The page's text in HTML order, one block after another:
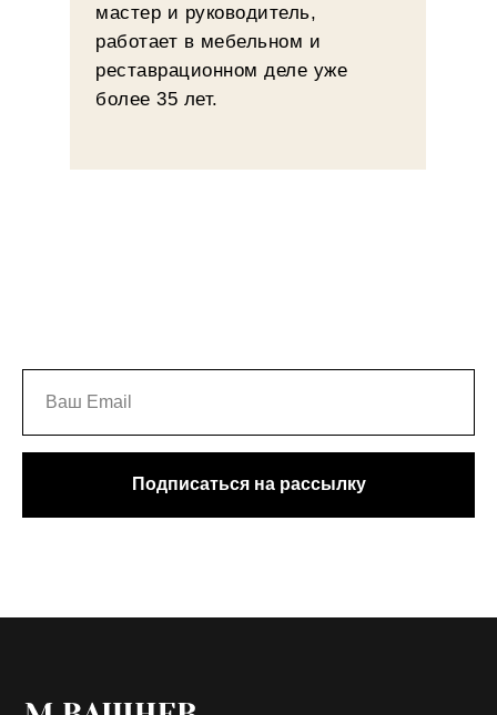
мастер и руководитель,
работает в мебельном и
реставрационном деле уже
более 35 лет.
Подписаться на рассылку